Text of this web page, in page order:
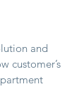
and
customer’s